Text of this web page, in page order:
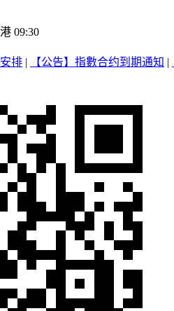
09:30
排 | 【公告】指數合约到期通知 |